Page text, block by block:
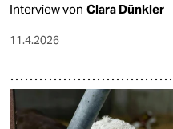
Interview von Clara Dünkler
11.4.2026